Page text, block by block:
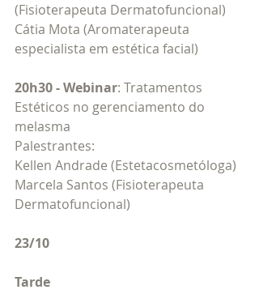
(Fisioterapeuta Dermatofuncional)
Cátia Mota (Aromaterapeuta
especialista em estética facial)
20h30 - Webinar: Tratamentos
Estéticos no gerenciamento do
melasma
Palestrantes:
Kellen Andrade (Estetacosmetóloga)
Marcela Santos (Fisioterapeuta
Dermatofuncional)
23/10
Tarde